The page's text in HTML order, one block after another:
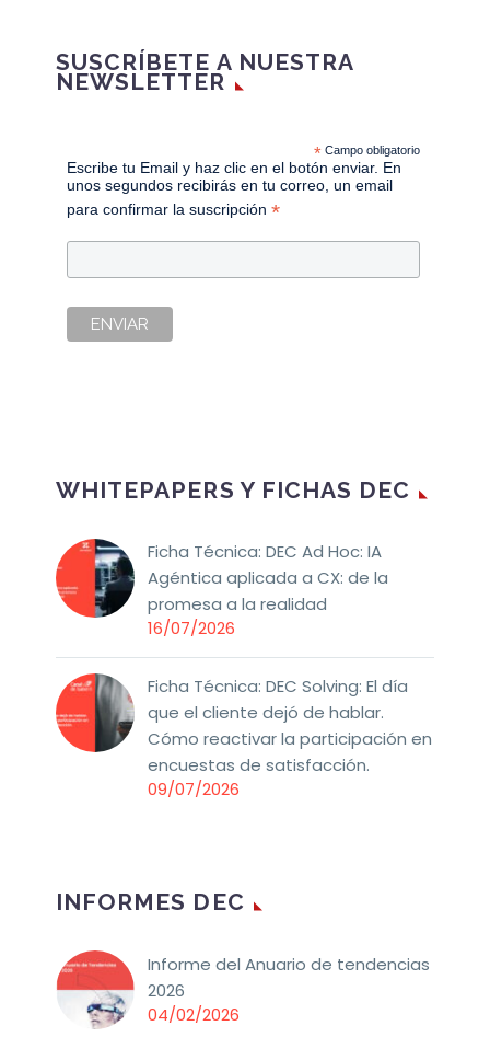
SUSCRÍBETE A NUESTRA
NEWSLETTER
*Campo obligatorio
Escribe tu Email y haz clic en el botón enviar. En
unos segundos recibirás en tu correo, un email
para confirmar la suscripción*
WHITEPAPERS Y FICHAS DEC
Ficha Técnica: DEC Ad Hoc: IA
Agéntica aplicada a CX: de la
promesa a la realidad
16/07/2026
Ficha Técnica: DEC Solving: El día
que el cliente dejó de hablar.
Cómo reactivar la participación en
encuestas de satisfacción.
09/07/2026
INFORMES DEC
Informe del Anuario de tendencias
2026
04/02/2026